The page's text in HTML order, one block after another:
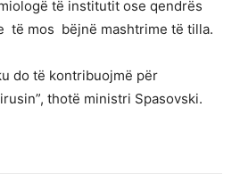
të institutit ose qendrës
të mos bëjnë mashtrime të tilla.
do të kontribuojmë për
thotë ministri Spasovski.